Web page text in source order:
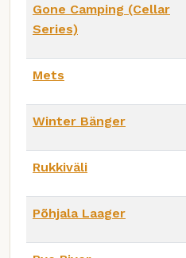
Gone Camping (Cellar
Series)
Mets
Winter Bänger
Rukkiväli
Põhjala Laager